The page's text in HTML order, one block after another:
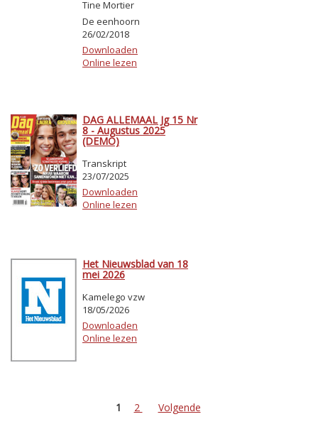
Tine Mortier
De eenhoorn
26/02/2018
Downloaden
Online lezen
DAG ALLEMAAL Jg 15 Nr
8 - Augustus 2025
(DEMO)
Transkript
23/07/2025
Downloaden
Online lezen
Het Nieuwsblad van 18
mei 2026
Kamelego vzw
18/05/2026
Downloaden
Online lezen
1 2 Volgende